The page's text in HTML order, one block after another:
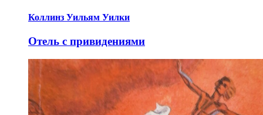
Коллинз Уильям Уилки
Отель с привидениями